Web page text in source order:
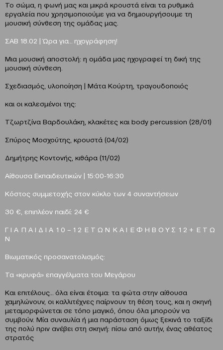
Το σώμα, η φωνή μας και μικρά κρουστά είναι τα ρυθμικά
εργαλεία που χρησιμοποιούμε για να δημιουργήσουμε τη
μουσική σύνθεση της ομάδας μας.
ΣΑΒ 18.02 | Ώρα για… ηχογράφηση!
Μια μουσική αποστολή: η ομάδα μας ηχογραφεί τη δική της
μουσική σύνθεση.
Σχεδιασμός, υλοποίηση | Μάτα Κούρτη, τραγουδοποιός
και οι καλεσμένοι της:
Τζωρτζίνα Βαρδουλάκη, κλακέτες και body percussion (28/01)
Σπύρος Μοσχούτης, κρουστά (04/02)
Δημήτρης Κοντονής, κιθάρα (11/02)
Αίθουσα Εκπαιδευτικών | 15:00-16:30
Κόστος συμμετοχής στον κύκλο των 4 συναντήσεων
30 €, επιπλέον παιδί: 24 €
Γ Ι Α Π Α Ι Δ Ι Α 1 0 – 1 2 Ε Τ Ω Ν Κ Α Ι Ε Φ Η Β Ο Υ Σ 1 2 + Ε Τ Ω
Ν
Βιωματικός προσανατολισμός:
Τα «κρυφά» επαγγέλματα του Μεγάρου
Και επιτέλους… όλα είναι έτοιμα: τα φώτα στην αίθουσα
χαμηλώνουν, οι καλλιτέχνες παίρνουν τη θέση τους, και η σκηνή
μεταμορφώνεται σε τόπο μαγικό, όπου όλα μπορούν να
συμβούν. Μία συναυλία ή μια παράσταση όμως ξεκινά το ταξίδι
της πολύ πριν ανέβει στη σκηνή: πίσω από αυτήν, ένας αθέατος
στρατός